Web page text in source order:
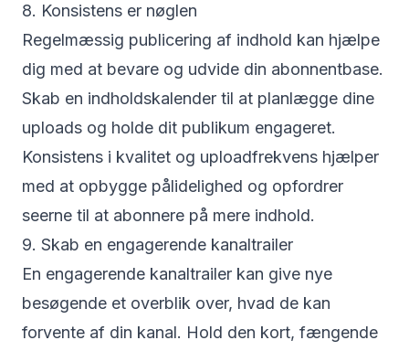
8. Konsistens er nøglen
Regelmæssig publicering af indhold kan hjælpe
dig med at bevare og udvide din abonnentbase.
Skab en indholdskalender til at planlægge dine
uploads og holde dit publikum engageret.
Konsistens i kvalitet og uploadfrekvens hjælper
med at opbygge pålidelighed og opfordrer
seerne til at abonnere på mere indhold.
9. Skab en engagerende kanaltrailer
En engagerende kanaltrailer kan give nye
besøgende et overblik over, hvad de kan
forvente af din kanal. Hold den kort, fængende